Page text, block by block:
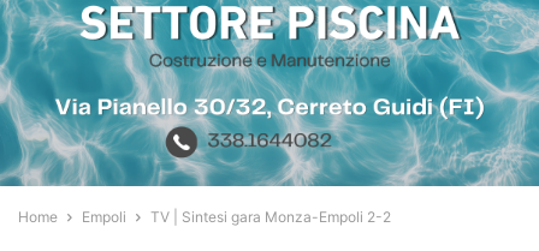
Home Empoli TV | Sintesi gara Monza-Empoli 2-2